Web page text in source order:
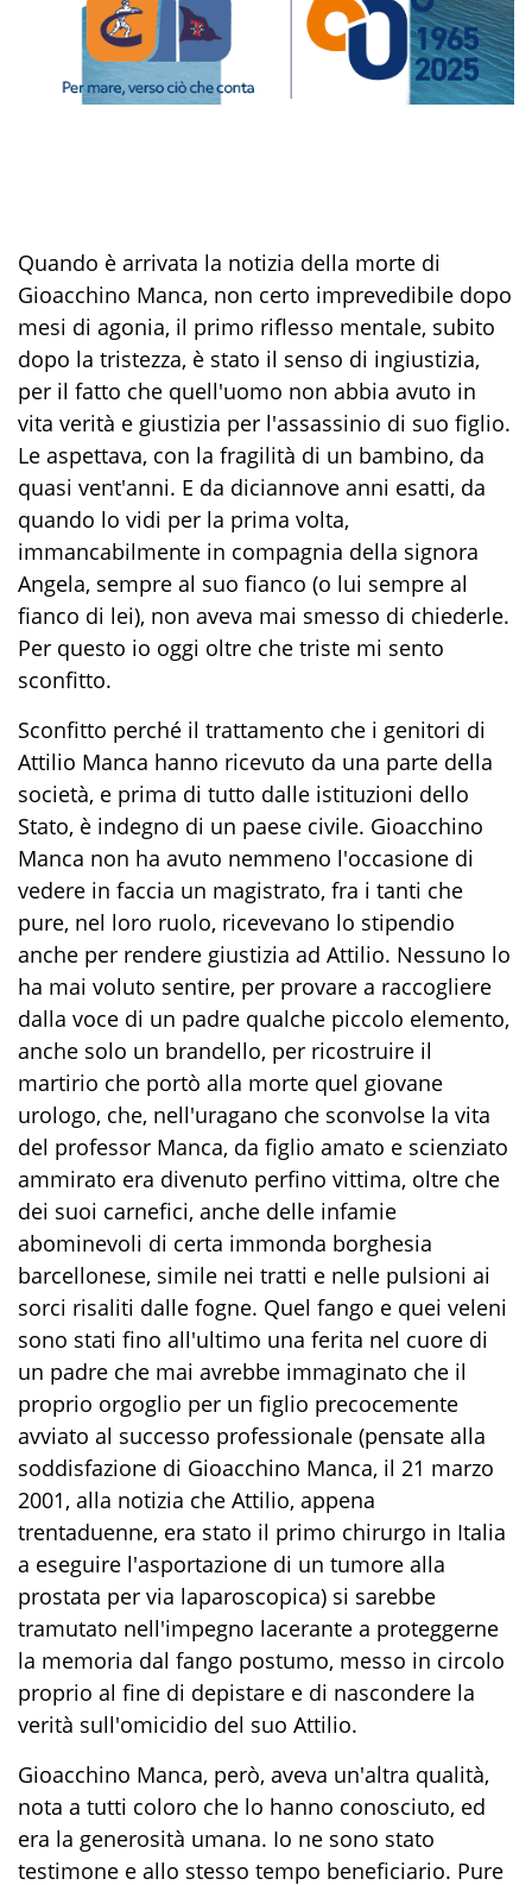
Quando è arrivata la notizia della morte di
Gioacchino Manca, non certo imprevedibile dopo
mesi di agonia, il primo riflesso mentale, subito
dopo la tristezza, è stato il senso di ingiustizia,
per il fatto che quell'uomo non abbia avuto in
vita verità e giustizia per l'assassinio di suo figlio.
Le aspettava, con la fragilità di un bambino, da
quasi vent'anni. E da diciannove anni esatti, da
quando lo vidi per la prima volta,
immancabilmente in compagnia della signora
Angela, sempre al suo fianco (o lui sempre al
fianco di lei), non aveva mai smesso di chiederle.
Per questo io oggi oltre che triste mi sento
sconfitto.
Sconfitto perché il trattamento che i genitori di
Attilio Manca hanno ricevuto da una parte della
società, e prima di tutto dalle istituzioni dello
Stato, è indegno di un paese civile. Gioacchino
Manca non ha avuto nemmeno l'occasione di
vedere in faccia un magistrato, fra i tanti che
pure, nel loro ruolo, ricevevano lo stipendio
anche per rendere giustizia ad Attilio. Nessuno lo
ha mai voluto sentire, per provare a raccogliere
dalla voce di un padre qualche piccolo elemento,
anche solo un brandello, per ricostruire il
martirio che portò alla morte quel giovane
urologo, che, nell'uragano che sconvolse la vita
del professor Manca, da figlio amato e scienziato
ammirato era divenuto perfino vittima, oltre che
dei suoi carnefici, anche delle infamie
abominevoli di certa immonda borghesia
barcellonese, simile nei tratti e nelle pulsioni ai
sorci risaliti dalle fogne. Quel fango e quei veleni
sono stati fino all'ultimo una ferita nel cuore di
un padre che mai avrebbe immaginato che il
proprio orgoglio per un figlio precocemente
avviato al successo professionale (pensate alla
soddisfazione di Gioacchino Manca, il 21 marzo
2001, alla notizia che Attilio, appena
trentaduenne, era stato il primo chirurgo in Italia
a eseguire l'asportazione di un tumore alla
prostata per via laparoscopica) si sarebbe
tramutato nell'impegno lacerante a proteggerne
la memoria dal fango postumo, messo in circolo
proprio al fine di depistare e di nascondere la
verità sull'omicidio del suo Attilio.
Gioacchino Manca, però, aveva un'altra qualità,
nota a tutti coloro che lo hanno conosciuto, ed
era la generosità umana. Io ne sono stato
testimone e allo stesso tempo beneficiario. Pure